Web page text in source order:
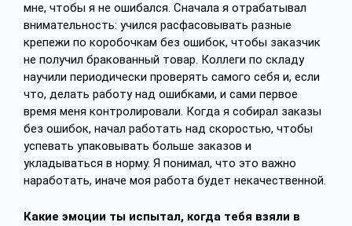
мне, чтобы я не ошибался. Сначала я отрабатывал
внимательность: учился расфасовывать разные
крепежи по коробочкам без ошибок, чтобы заказчик
не получил бракованный товар. Коллеги по складу
научили периодически проверять самого себя и, если
что, делать работу над ошибками, и сами первое
время меня контролировали. Когда я собирал заказы
без ошибок, начал работать над скоростью, чтобы
успевать упаковывать больше заказов и
укладываться в норму. Я понимал, что это важно
наработать, иначе моя работа будет некачественной.
Какие эмоции ты испытал, когда тебя взяли в